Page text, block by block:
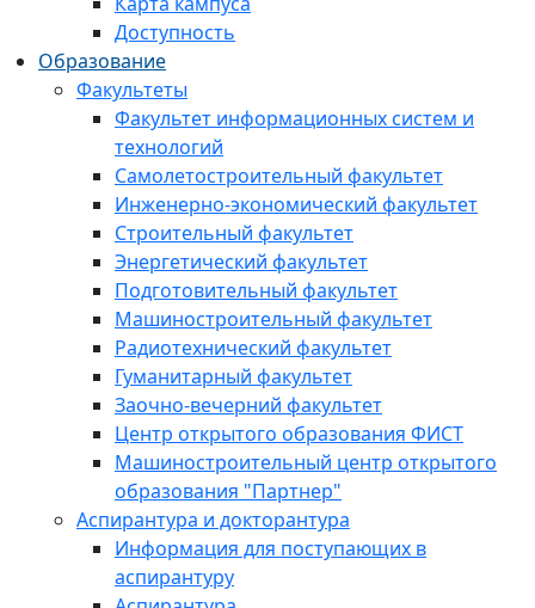
Доступность
Образование
Факультеты
Факультет информационных систем и
технологий
Самолетостроительный факультет
Инженерно-экономический факультет
Строительный факультет
Энергетический факультет
Подготовительный факультет
Машиностроительный факультет
Радиотехнический факультет
Гуманитарный факультет
Заочно-вечерний факультет
Центр открытого образования ФИСТ
Машиностроительный центр открытого
образования "Партнер"
Аспирантура и докторантура
Информация для поступающих в
аспирантуру